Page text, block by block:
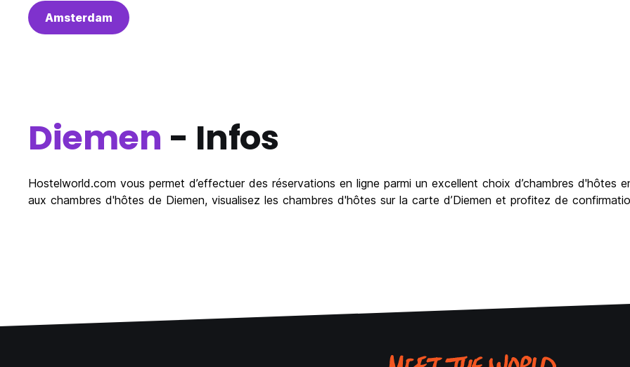
Amsterdam
Diemen - Infos
Hostelworld.com vous permet d’effectuer des réservations en ligne parmi un excellent choix d’chambres d'hôtes
aux chambres d'hôtes de Diemen, visualisez les chambres d'hôtes sur la carte d’Diemen et profitez de